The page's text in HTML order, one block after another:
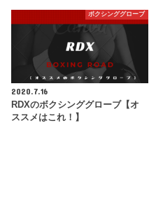
ボクシンググローブ
2020.7.16
RDXのボクシンググローブ【オ
ススメはこれ！】